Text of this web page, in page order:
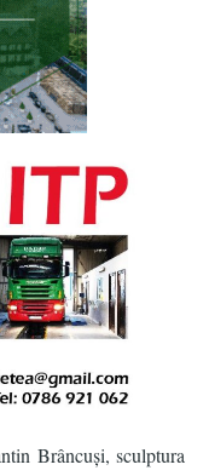
Brâncuși, sculptura